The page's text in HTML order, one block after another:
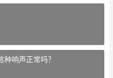
响声正常吗？